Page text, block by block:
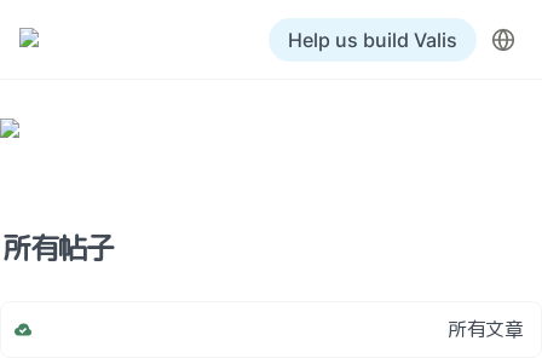
Help us build Valis
所有帖子
所有文章